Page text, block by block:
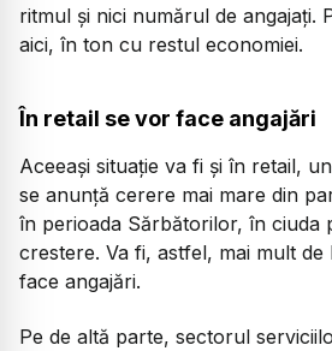
ritmul și nici numărul de angajați.
aici, în ton cu restul economiei.
În retail se vor face angajări
Aceeași situație va fi și în retail,
se anunță cerere mai mare din
în perioada Sărbătorilor, în ciuda
crestere. Va fi, astfel, mai mult
face angajări.
Pe de altă parte, sectorul